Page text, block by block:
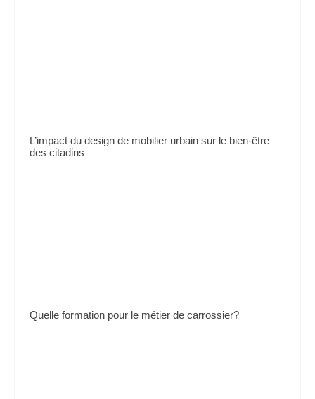
L’impact du design de mobilier urbain sur le bien-être
des citadins
Quelle formation pour le métier de carrossier?